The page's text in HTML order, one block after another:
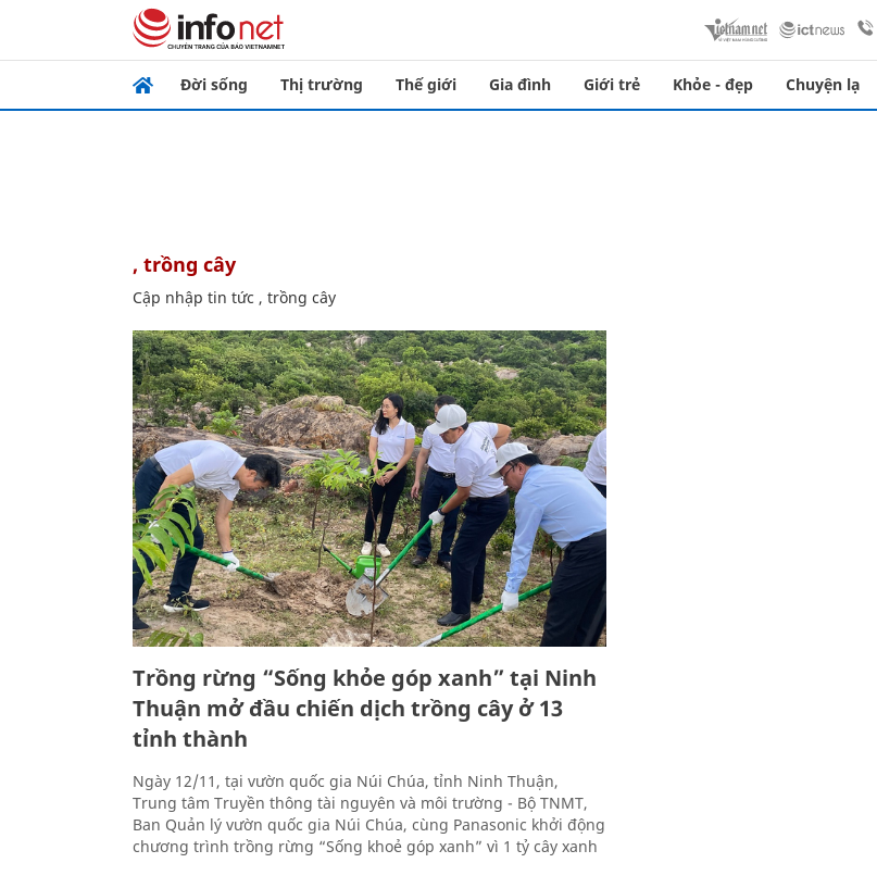
Đời sống Thị trường Thế giới Gia đình Giới trẻ Khỏe - đẹp Chuyện lạ
, trồng cây
Cập nhập tin tức , trồng cây
Trồng rừng “Sống khỏe góp xanh” tại Ninh
Thuận mở đầu chiến dịch trồng cây ở 13
tỉnh thành
Ngày 12/11, tại vườn quốc gia Núi Chúa, tỉnh Ninh Thuận,
Trung tâm Truyền thông tài nguyên và môi trường - Bộ TNMT,
Ban Quản lý vườn quốc gia Núi Chúa, cùng Panasonic khởi động
chương trình trồng rừng “Sống khoẻ góp xanh” vì 1 tỷ cây xanh